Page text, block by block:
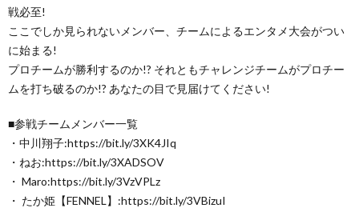
戦必至!
ここでしか見られないメンバー、チームによるエンタメ大会がつい
に始まる!
プロチームが勝利するのか!? それともチャレンジチームがプロチー
ムを打ち破るのか!? あなたの目で見届けてください!
■参戦チームメンバー一覧
・中川翔子:https://bit.ly/3XK4JIq
・ねお:https://bit.ly/3XADSOV
・ Maro:https://bit.ly/3VzVPLz
・ たか姫【FENNEL】:https://bit.ly/3VBizuI